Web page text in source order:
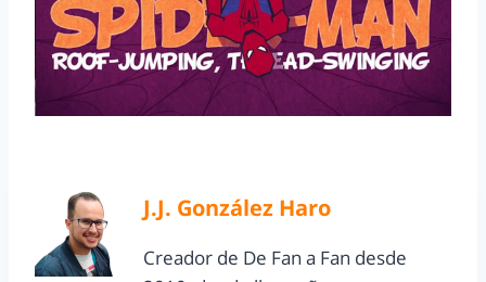
J.J. González Haro
Creador de De Fan a Fan desde